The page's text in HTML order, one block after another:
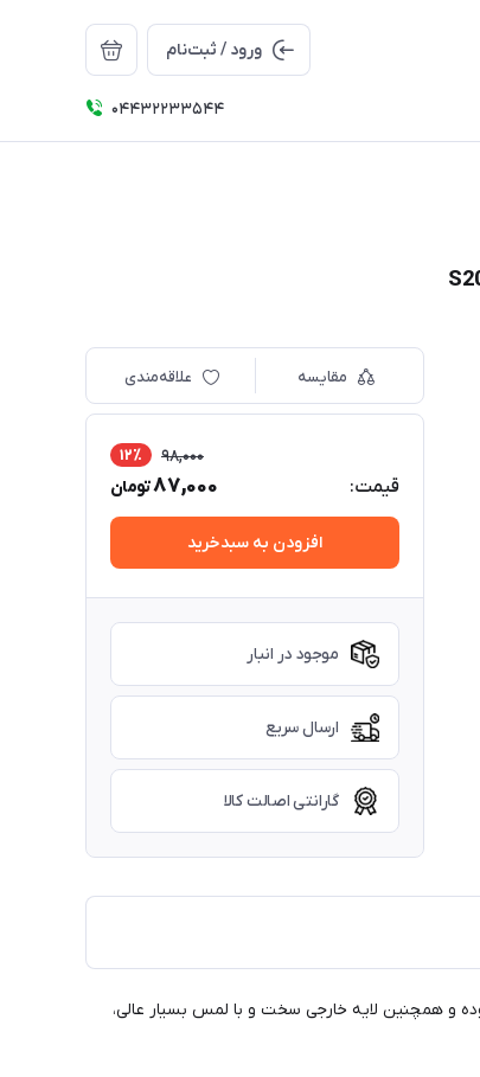
ورود / ثبت‌نام
04432233544
مقایسه علاقه‌مندی
قیمت:
98,000 12٪
87,000تومان
افزودن به سبدخرید
موجود در انبار
ارسال سریع
گارانتی اصالت کالا
و همچنین لایه خارجی سخت و با لمس بسیار عالی،